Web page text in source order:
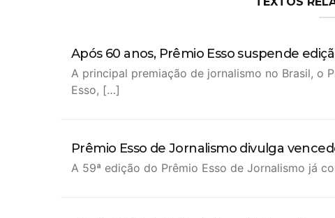
Após 60 anos, Prêmio Esso suspende
A principal premiação de jornalismo no Brasil, o
Esso, […]
Prêmio Esso de Jornalismo divulga
A 59ª edição do Prêmio Esso de Jornalismo já